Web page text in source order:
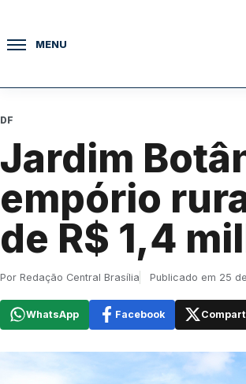
MENU
DF
Jardim
empório
de R$ 1,4
Por Redação Central Brasília Publicado em 25
WhatsApp Facebook